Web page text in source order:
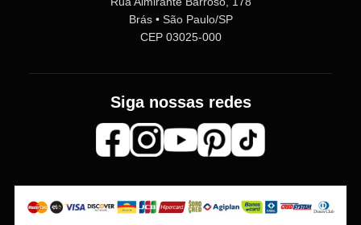
Brás • São Paulo/SP
CEP 03025-000
Siga nossas redes